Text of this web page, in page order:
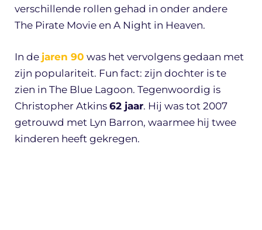
verschillende rollen gehad in onder andere
The Pirate Movie en A Night in Heaven.
In de jaren 90 was het vervolgens gedaan met
zijn populariteit. Fun fact: zijn dochter is te
zien in The Blue Lagoon. Tegenwoordig is
Christopher Atkins 62 jaar. Hij was tot 2007
getrouwd met Lyn Barron, waarmee hij twee
kinderen heeft gekregen.